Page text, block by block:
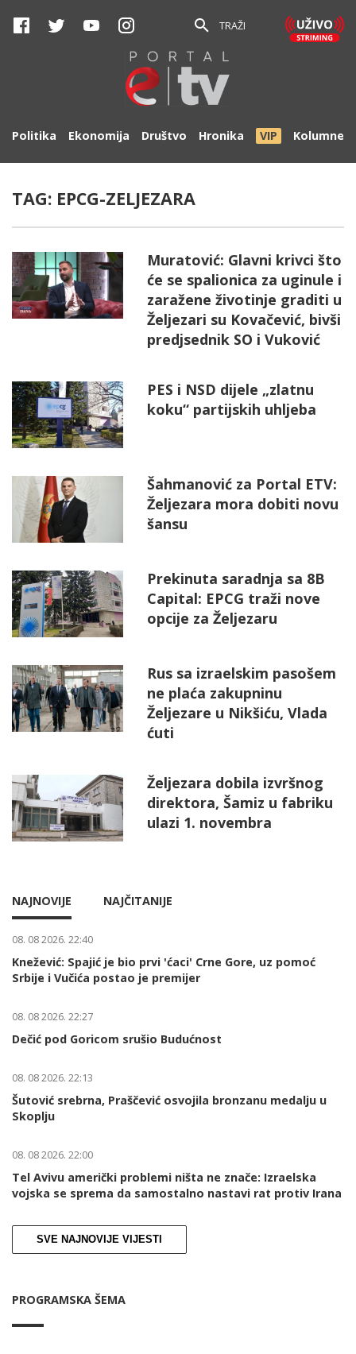
TRAŽI
Politika Ekonomija Društvo Hronika VIP Kolumne
TAG: EPCG-ZELJEZARA
Muratović: Glavni krivci što
će se spalionica za uginule i
zaražene životinje graditi u
Željezari su Kovačević, bivši
predjsednik SO i Vuković
PES i NSD dijele „zlatnu
koku“ partijskih uhljeba
Šahmanović za Portal ETV:
Željezara mora dobiti novu
šansu
Prekinuta saradnja sa 8B
Capital: EPCG traži nove
opcije za Željezaru
Rus sa izraelskim pasošem
ne plaća zakupninu
Željezare u Nikšiću, Vlada
ćuti
Željezara dobila izvršnog
direktora, Šamiz u fabriku
ulazi 1. novembra
NAJNOVIJE NAJČITANIJE
08. 08 2026. 22:40
Knežević: Spajić je bio prvi 'ćaci' Crne Gore, uz pomoć
Srbije i Vučića postao je premijer
08. 08 2026. 22:27
Dečić pod Goricom srušio Budućnost
08. 08 2026. 22:13
Šutović srebrna, Praščević osvojila bronzanu medalju u
Skoplju
08. 08 2026. 22:00
Tel Avivu američki problemi ništa ne znače: Izraelska
vojska se sprema da samostalno nastavi rat protiv Irana
SVE NAJNOVIJE VIJESTI
PROGRAMSKA ŠEMA